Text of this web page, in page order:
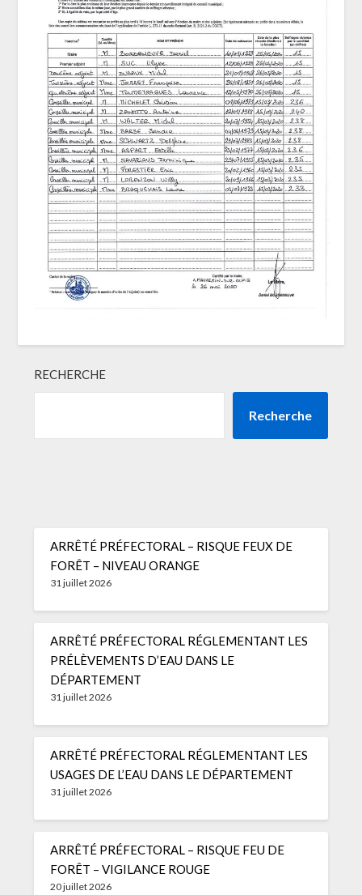
RECHERCHE
Recherche
ARRÊTÉ PRÉFECTORAL – RISQUE FEUX DE
FORÊT – NIVEAU ORANGE
31 juillet 2026
ARRÊTÉ PRÉFECTORAL RÉGLEMENTANT LES
PRÉLÈVEMENTS D’EAU DANS LE
DÉPARTEMENT
31 juillet 2026
ARRÊTÉ PRÉFECTORAL RÉGLEMENTANT LES
USAGES DE L’EAU DANS LE DÉPARTEMENT
31 juillet 2026
ARRÊTÉ PRÉFECTORAL – RISQUE FEU DE
FORÊT – VIGILANCE ROUGE
20 juillet 2026